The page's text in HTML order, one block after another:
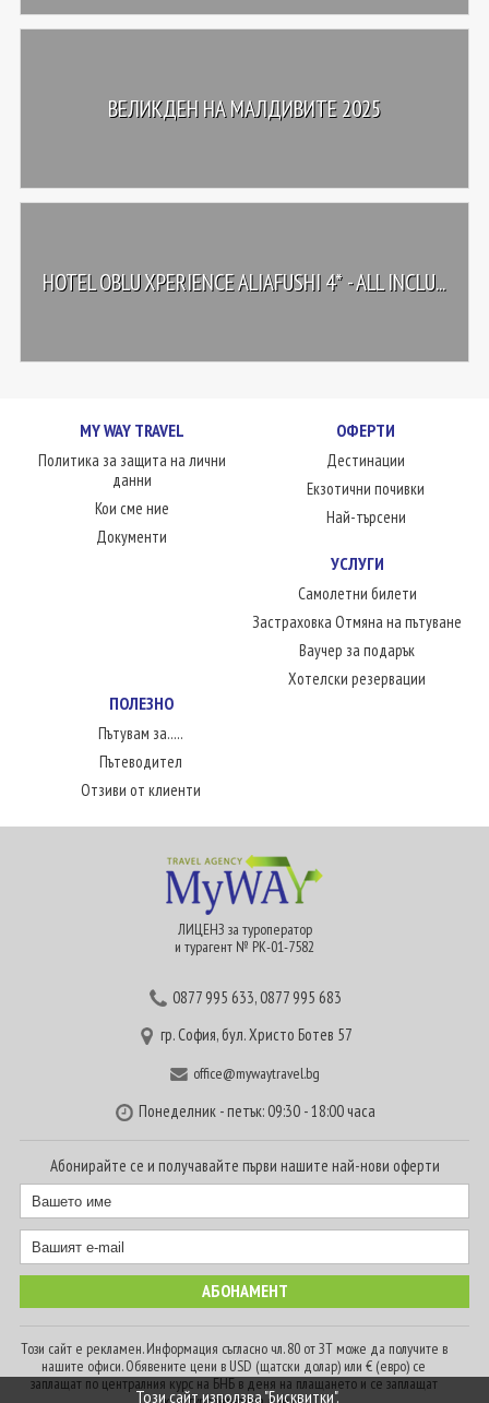
ВЕЛИКДЕН НА МАЛДИВИТЕ 2025
HOTEL OBLU XPERIENCE ALIAFUSHI 4* - ALL INCLU...
MY WAY TRAVEL
Политика за защита на лични
данни
Кои сме ние
Документи
ОФЕРТИ
Дестинации
Екзотични почивки
Най-търсени
УСЛУГИ
Самолетни билети
Застраховка Отмяна на пътуване
Ваучер за подарък
Хотелски резервации
ПОЛЕЗНО
Пътувам за.....
Пътеводител
Отзиви от клиенти
ЛИЦЕНЗ за туроператор
и турагент № РК-01-7582
0877 995 633,0877 995 683
гр. София, бул. Христо Ботев 57
office@mywaytravel.bg
Понеделник - петък: 09:30 - 18:00 часа
Абонирайте се и получавайте първи нашите най-нови оферти
Този сайт е рекламен. Информация съгласно чл. 80 от ЗТ може да получите в
нашите офиси. Обявените цени в USD (щатски долар) или € (евро) се
заплащат по централния курс на БНБ в деня на плащането и се заплащат
Този сайт използва "Бисквитки".